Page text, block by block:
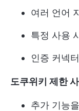
여러 언어
특정 사용
인증 커넥
도쿠위키 제한
추가 기능